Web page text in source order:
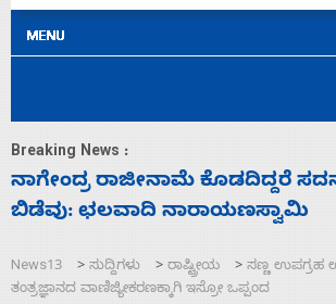
Breaking News :
ಸಚಿವ ಸಂಪುಟ ವಿಸ್ತರಣೆ ಮಾಡಿದ್ದು
ಹೈಕಮಾಂಡ್ ರಾಜಕಾರಣಕ್ಕೆ: ವಿಜಯೇಂದ್ರ
News13 > ಸುದ್ದಿಗಳು > ರಾಷ್ಟ್ರೀಯ > ಸಣ್ಣ ಉಪಗ್ರಹ
ತಂತ್ರಜ್ಞಾನದ ವಾಣಿಜ್ಯೀಕರಣಕ್ಕಾಗಿ ಇಸ್ರೋ ಒಪ್ಪಂದ